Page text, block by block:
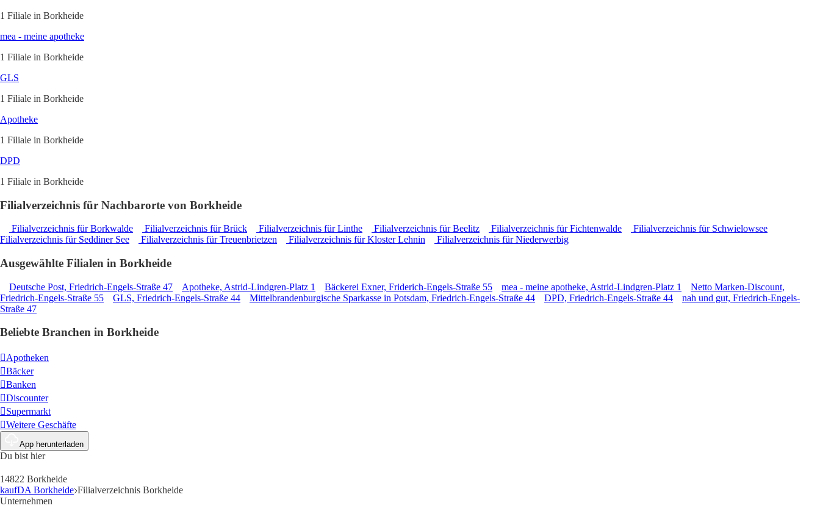
1 Filiale in Borkheide
mea - meine apotheke
1 Filiale in Borkheide
GLS
1 Filiale in Borkheide
Apotheke
1 Filiale in Borkheide
DPD
1 Filiale in Borkheide
Filialverzeichnis für Nachbarorte von Borkheide
Filialverzeichnis für Borkwalde Filialverzeichnis für Brück Filialverzeichnis für Linthe Filialverzeichnis für Beelitz Filialverzeichnis für Fichtenwalde
Filialverzeichnis für Schwielowsee
Filialverzeichnis für Seddiner See
Filialverzeichnis für Treuenbrietzen Filialverzeichnis für Kloster Lehnin Filialverzeichnis für Niederwerbig
Ausgewählte Filialen in Borkheide
Deutsche Post, Friedrich-Engels-Straße 47 Apotheke, Astrid-Lindgren-Platz 1 Bäckerei Exner, Friderich-Engels-Straße 55 mea - meine apotheke, Astrid-Lindgren-Platz 1
Netto Marken-Discount,
Friedrich-Engels-Straße 55
GLS, Friedrich-Engels-Straße 44 Mittelbrandenburgische Sparkasse in Potsdam, Friedrich-Engels-Straße 44 DPD, Friedrich-Engels-Straße 44
nah und gut, Friedrich-Engels-
Straße 47
Beliebte Branchen in Borkheide
Apotheken
Bäcker
Banken
Discounter
Supermarkt
Weitere Geschäfte
App herunterladen
Du bist hier
14822 Borkheide
kaufDA Borkheide Filialverzeichnis Borkheide
Unternehmen